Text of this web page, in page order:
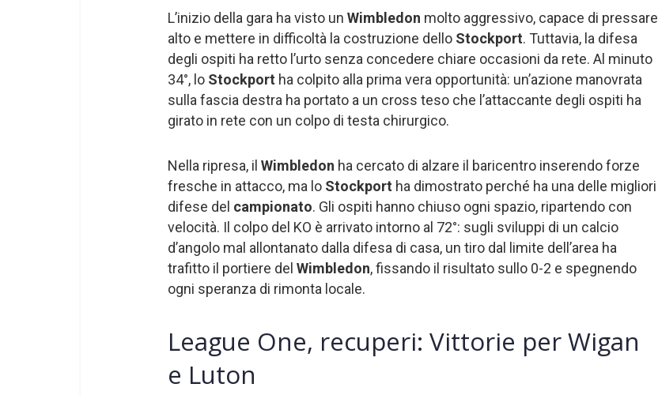
L’inizio della gara ha visto un Wimbledon molto aggressivo, capace di pressare
alto e mettere in difficoltà la costruzione dello Stockport. Tuttavia, la difesa
degli ospiti ha retto l’urto senza concedere chiare occasioni da rete. Al minuto
34°, lo Stockport ha colpito alla prima vera opportunità: un’azione manovrata
sulla fascia destra ha portato a un cross teso che l’attaccante degli ospiti ha
girato in rete con un colpo di testa chirurgico.
Nella ripresa, il Wimbledon ha cercato di alzare il baricentro inserendo forze
fresche in attacco, ma lo Stockport ha dimostrato perché ha una delle migliori
difese del campionato. Gli ospiti hanno chiuso ogni spazio, ripartendo con
velocità. Il colpo del KO è arrivato intorno al 72°: sugli sviluppi di un calcio
d’angolo mal allontanato dalla difesa di casa, un tiro dal limite dell’area ha
trafitto il portiere del Wimbledon, fissando il risultato sullo 0-2 e spegnendo
ogni speranza di rimonta locale.
League One, recuperi: Vittorie per Wigan
e Luton